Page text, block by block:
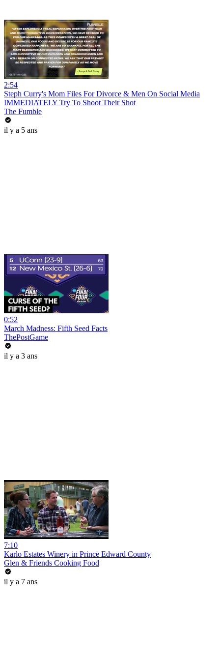
2:54
Steph Curry's Mom Files For Divorce & Men On Social Media
IMMEDIATELY Try To Shoot Their Shot
The Fumble
il y a 5 ans
0:52
March Madness: Fifth Seed Facts
ThePostGame
il y a 3 ans
7:10
Karlo Estates Winery in Prince Edward County
Glen & Friends Cooking Food
il y a 7 ans